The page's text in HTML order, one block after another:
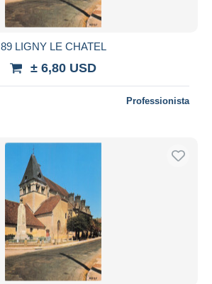
89 LIGNY LE CHATEL
± 6,80 USD
Professionista